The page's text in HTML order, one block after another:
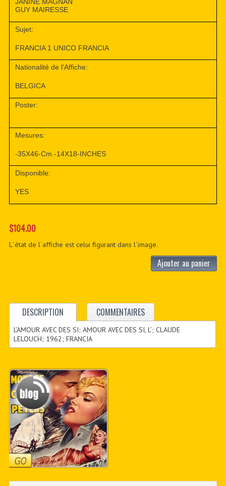
JANINE MAGNAN
GUY MAIRESSE
Sujet:
FRANCIA 1 UNICO FRANCIA
Nationalité de l'Affiche:
BELGICA
Poster:
Mesures:
-35X46-Cm.-14X18-INCHES
Disponible:
YES
$104.00
L´état de l´affiche est celui figurant dans l´image.
Ajouter au panier
DESCRIPTION COMMENTAIRES
L’AMOUR AVEC DES SI; AMOUR AVEC DES SI, L’; CLAUDE
LELOUCH; 1962; FRANCIA